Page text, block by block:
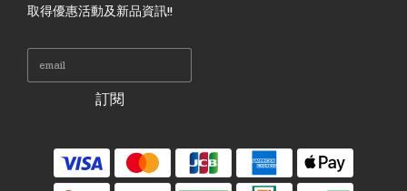
取得優惠活動及新品資訊!!
訂閱